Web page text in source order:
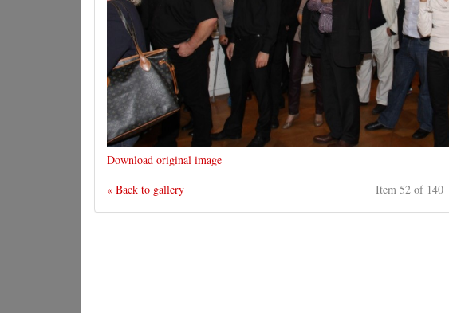
Download original image
« Back to gallery
Item 52 of 140